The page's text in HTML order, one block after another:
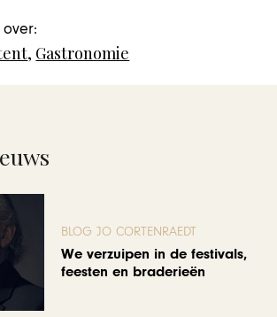
, Gastronomie
BLOG JO CORTENRAEDT
We verzuipen in de festivals,
feesten en braderieën